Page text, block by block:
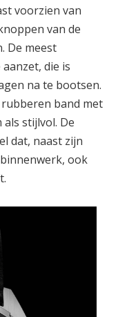
voorzien van
van de
De meest
die is
na te bootsen.
band met
stijlvol. De
dat, naast zijn
ook